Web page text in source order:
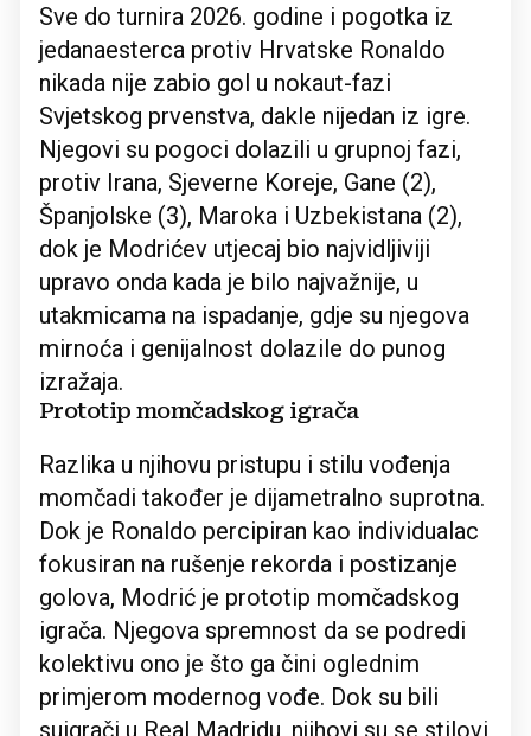
Sve do turnira 2026. godine i pogotka iz
jedanaesterca protiv Hrvatske Ronaldo
nikada nije zabio gol u nokaut-fazi
Svjetskog prvenstva, dakle nijedan iz igre.
Njegovi su pogoci dolazili u grupnoj fazi,
protiv Irana, Sjeverne Koreje, Gane (2),
Španjolske (3), Maroka i Uzbekistana (2),
dok je Modrićev utjecaj bio najvidljiviji
upravo onda kada je bilo najvažnije, u
utakmicama na ispadanje, gdje su njegova
mirnoća i genijalnost dolazile do punog
izražaja.
Prototip momčadskog igrača
Razlika u njihovu pristupu i stilu vođenja
momčadi također je dijametralno suprotna.
Dok je Ronaldo percipiran kao individualac
fokusiran na rušenje rekorda i postizanje
golova, Modrić je prototip momčadskog
igrača. Njegova spremnost da se podredi
kolektivu ono je što ga čini oglednim
primjerom modernog vođe. Dok su bili